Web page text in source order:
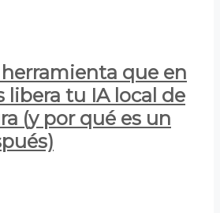
que en
tu IA local de
(y por qué es un